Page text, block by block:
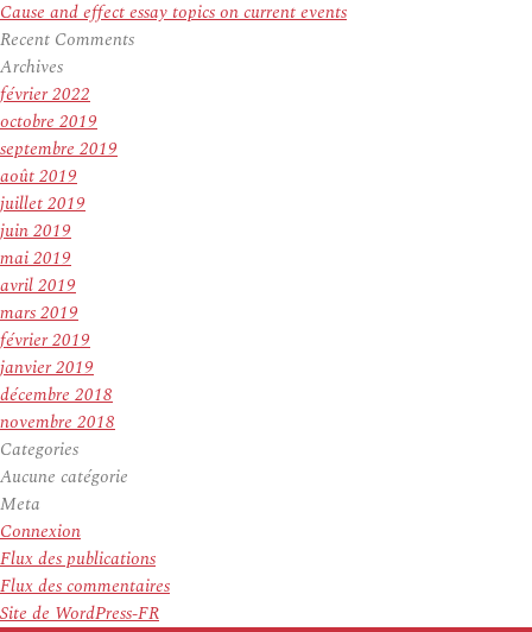
Cause and effect essay topics on current events
Recent Comments
Archives
février 2022
octobre 2019
septembre 2019
août 2019
juillet 2019
juin 2019
mai 2019
avril 2019
mars 2019
février 2019
janvier 2019
décembre 2018
novembre 2018
Categories
Aucune catégorie
Meta
Connexion
Flux des publications
Flux des commentaires
Site de WordPress-FR